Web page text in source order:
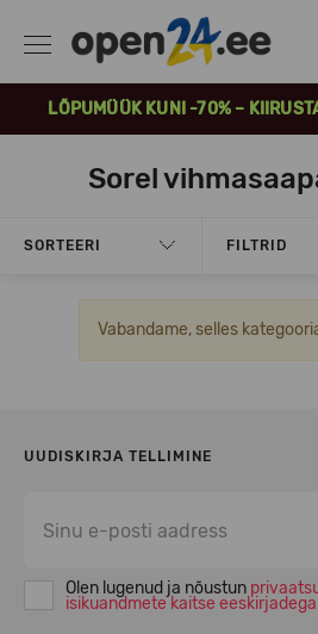
LÕPUMÜÜK KUNI -70% –
Sorel
SORTEERI FILTRID
Vabandame, selles
UUDISKIRJA TELLIMINE
Olen lugenud ja nõustun
isikuandmete kaitse eeskirjadega